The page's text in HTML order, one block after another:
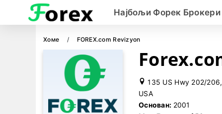
Најбољи Форек Брокери
Хоме FOREX.com Revizyon
135 US Hwy 202/
USA
Основан: 2001